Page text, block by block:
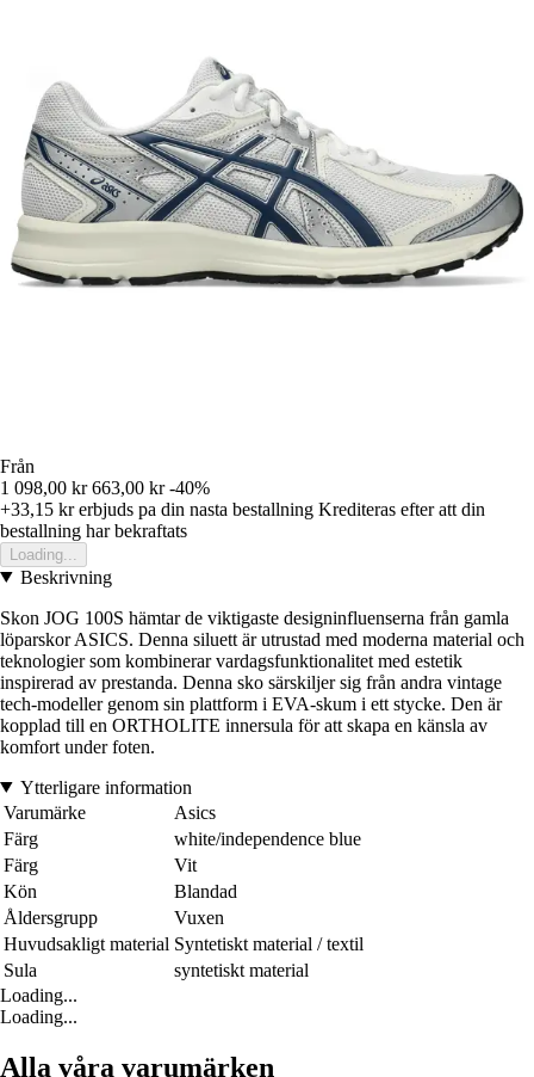
Från
1 098,00 kr 663,00 kr -40%
+33,15 krerbjuds pa din nasta bestallning Krediteras efter att din
bestallning har bekraftats
Loading...
Beskrivning
Skon JOG 100S hämtar de viktigaste designinfluenserna från gamla
löparskor ASICS. Denna siluett är utrustad med moderna material och
teknologier som kombinerar vardagsfunktionalitet med estetik
inspirerad av prestanda. Denna sko särskiljer sig från andra vintage
tech-modeller genom sin plattform i EVA-skum i ett stycke. Den är
kopplad till en ORTHOLITE innersula för att skapa en känsla av
komfort under foten.
Ytterligare information
Varumärke
Asics
Färg
white/independence blue
Färg
Vit
Kön
Blandad
Åldersgrupp
Vuxen
Huvudsakligt material Syntetiskt material / textil
Sula
syntetiskt material
Loading...
Loading...
Alla våra varumärken